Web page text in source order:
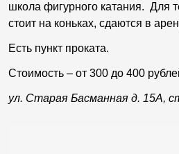
школа фигурного катания. Для
стоит на коньках, сдаются в
Есть пункт проката.
Стоимость – от 300 до 400
ул. Старая Басманная д. 15А,